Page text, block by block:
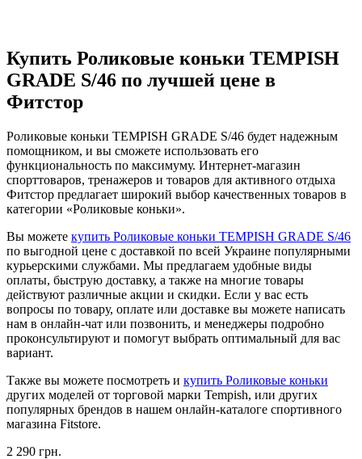
Купить Роликовые коньки TEMPISH
GRADE S/46 по лучшей цене в
Фитстор
Роликовые коньки TEMPISH GRADE S/46 будет надежным
помощником, и вы сможете использовать его
функциональность по максимуму. Интернет-магазин
спорттоваров, тренажеров и товаров для активного отдыха
Фитстор предлагает широкий выбор качественных товаров в
категории «Роликовые коньки».
Вы можете купить Роликовые коньки TEMPISH GRADE S/46
по выгодной цене с доставкой по всей Украине популярными
курьерскими службами. Мы предлагаем удобные виды
оплаты, быструю доставку, а также на многие товары
действуют различные акции и скидки. Если у вас есть
вопросы по товару, оплате или доставке вы можете написать
нам в онлайн-чат или позвонить, и менеджеры подробно
проконсультируют и помогут выбрать оптимальный для вас
вариант.
Также вы можете посмотреть и купить Роликовые коньки
других моделей от торговой марки Tempish, или других
популярных брендов в нашем онлайн-каталоге спортивного
магазина Fitstore.
2 290 грн.